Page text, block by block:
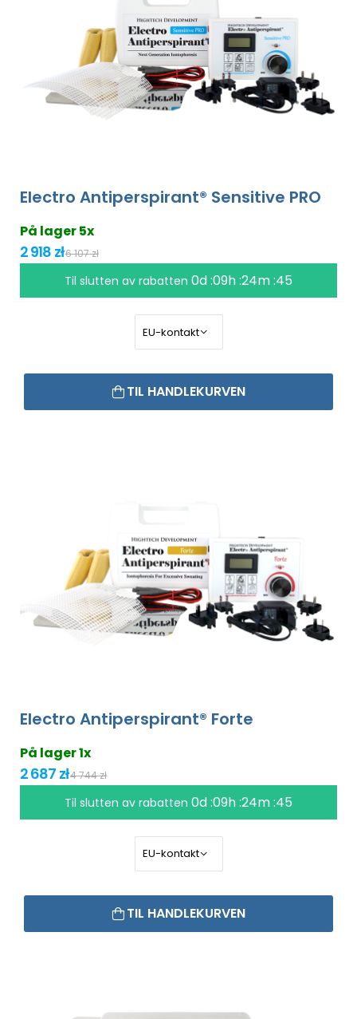
Electro Antiperspirant® Sensitive PRO
På lager 5x
2 918 zł6 107 zł
Til slutten av rabatten 0d :09h :24m :44
TIL HANDLEKURVEN
Electro Antiperspirant® Forte
På lager 1x
2 687 zł4 744 zł
Til slutten av rabatten 0d :09h :24m :44
TIL HANDLEKURVEN